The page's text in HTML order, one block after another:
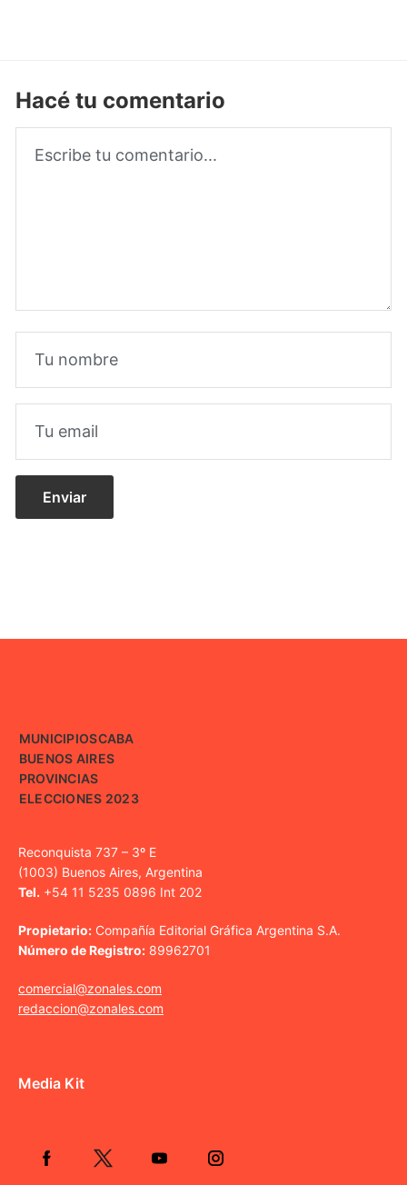
Hacé tu comentario
MUNICIPIOSCABA
BUENOS AIRES
PROVINCIAS
ELECCIONES 2023
Reconquista 737 – 3º E
(1003) Buenos Aires, Argentina
Tel. +54 11 5235 0896 Int 202
Propietario: Compañía Editorial Gráfica Argentina S.A.
Número de Registro: 89962701
comercial@zonales.com
redaccion@zonales.com
Media Kit